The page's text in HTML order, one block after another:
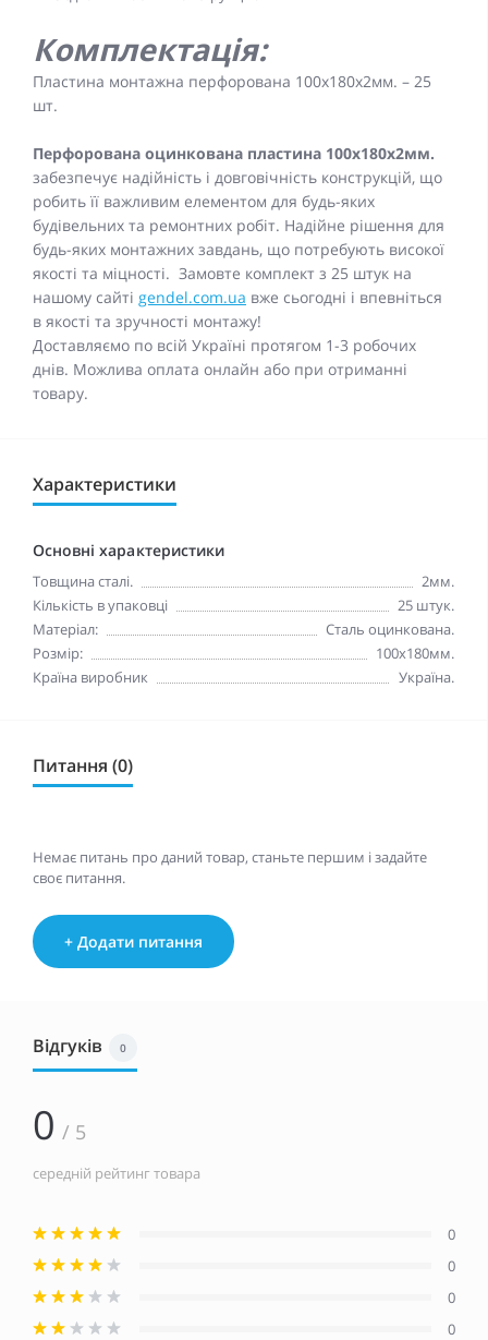
Комплектація:
Пластина монтажна перфорована 100x180x2мм. – 25
шт.
Перфорована оцинкована пластина 100x180x2мм.
забезпечує надійність і довговічність конструкцій, що
робить її важливим елементом для будь-яких
будівельних та ремонтних робіт. Надійне рішення для
будь-яких монтажних завдань, що потребують високої
якості та міцності. Замовте комплект з 25 штук на
нашому сайті gendel.com.ua вже сьогодні і впевніться
в якості та зручності монтажу!
Доставляємо по всій Україні протягом 1-3 робочих
днів. Можлива оплата онлайн або при отриманні
товару.
Характеристики
Основні характеристики
Товщина сталі.
2мм.
Кількість в упаковці
25 штук.
Матеріал:
Сталь оцинкована.
Розмір:
100x180мм.
Країна виробник
Україна.
Питання (0)
Немає питань про даний товар, станьте першим і задайте
своє питання.
+ Додати питання
Відгуків 0
0 / 5
середній рейтинг товара
0
0
0
0